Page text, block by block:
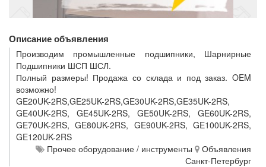
Описание объявления
Производим промышленные подшипники, Шарнирные
Подшипники ШСП ШСЛ.
Полный размеры! Продажа со склада и под заказ. OEM
возможно!
GE20UK-2RS,GE25UK-2RS,GE30UK-2RS,GE35UK-2RS,
GE40UK-2RS, GE45UK-2RS, GE50UK-2RS, GE60UK-2RS,
GE70UK-2RS, GE80UK-2RS, GE90UK-2RS, GE100UK-2RS,
GE120UK-2RS
Прочее оборудование / инструменты
Объявления
Санкт-Петербург